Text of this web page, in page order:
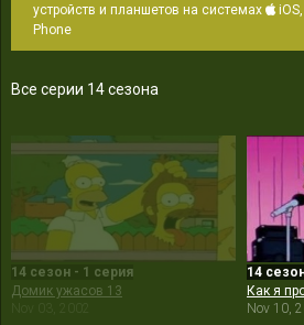
устройств и планшетов на системах
iOS,
Phone
Все серии 14 сезона
14 сезон - 1 серия
Домик ужасов 13
14
Как я
Nov 10,